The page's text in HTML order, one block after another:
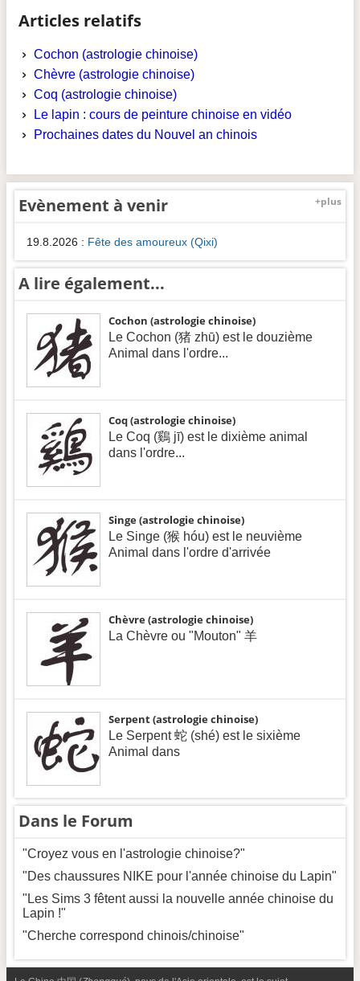
Articles relatifs
Cochon (astrologie chinoise)
Chèvre (astrologie chinoise)
Coq (astrologie chinoise)
Le lapin : cours de peinture chinoise en vidéo
Prochaines dates du Nouvel an chinois
+plus
Evènement à venir
19.8.2026 : Fête des amoureux (Qixi)
A lire également...
Cochon (astrologie chinoise)
Le Cochon (猪 zhū) est le douzième
Animal dans l'ordre...
Coq (astrologie chinoise)
Le Coq (鷄 jī) est le dixième animal
dans l'ordre...
Singe (astrologie chinoise)
Le Singe (猴 hóu) est le neuvième
Animal dans l'ordre d'arrivée
Chèvre (astrologie chinoise)
La Chèvre ou "Mouton" 羊
Serpent (astrologie chinoise)
Le Serpent 蛇 (shé) est le sixième
Animal dans
Dans le Forum
"Croyez vous en l'astrologie chinoise?"
"Des chaussures NIKE pour l'année chinoise du Lapin"
"Les Sims 3 fêtent aussi la nouvelle année chinoise du
Lapin !"
"Cherche correspond chinois/chinoise"